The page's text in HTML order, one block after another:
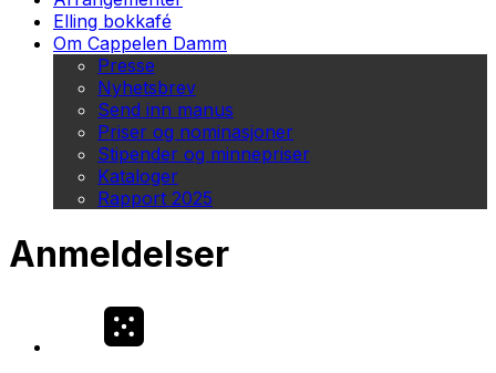
Elling bokkafé
Om Cappelen Damm
Presse
Nyhetsbrev
Send inn manus
Priser og nominasjoner
Stipender og minnepriser
Kataloger
Rapport 2025
Anmeldelser